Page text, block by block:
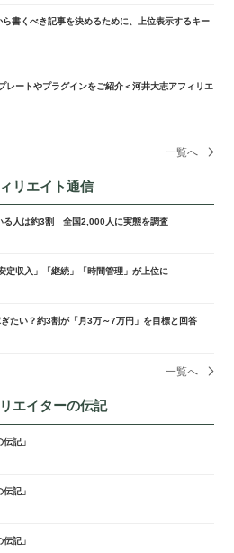
書くべき記事を決めるために、上位表示するキー
レートやプラグインをご紹介＜河井大志アフィリエ
一覧へ
リエイト通信
る人は約3割 全国2,000人に実態を調査
定収入」「継続」「時間管理」が上位に
たい？約3割が「月3万～7万円」を目標と回答
一覧へ
エイターの伝記
記」
記」
記」